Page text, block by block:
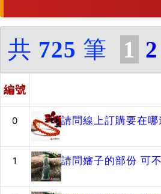
共 725 筆 1 2
編號
0 請問線上訂購要在
1 請問嬸子的部份 可